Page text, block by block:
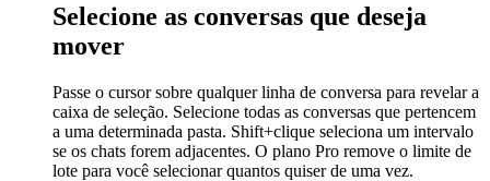
Selecione as conversas que deseja
mover
Passe o cursor sobre qualquer linha de conversa para revelar a
caixa de seleção. Selecione todas as conversas que pertencem
a uma determinada pasta. Shift+clique seleciona um intervalo
se os chats forem adjacentes. O plano Pro remove o limite de
lote para você selecionar quantos quiser de uma vez.